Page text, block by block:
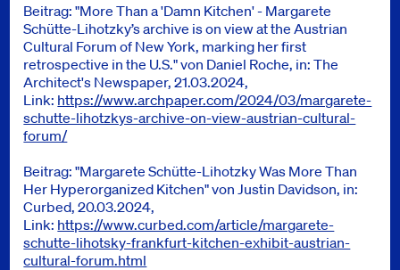
Beitrag: "More Than a 'Damn Kitchen' - Margarete
Schütte-Lihotzky’s archive is on view at the Austrian
Cultural Forum of New York, marking her first
retrospective in the U.S." von Daniel Roche, in: The
Architect's Newspaper, 21.03.2024,
Link: https://www.archpaper.com/2024/03/margarete-
schutte-lihotzkys-archive-on-view-austrian-cultural-
forum/
Beitrag: "Margarete Schütte-Lihotzky Was More Than
Her Hyperorganized Kitchen" von Justin Davidson, in:
Curbed, 20.03.2024,
Link: https://www.curbed.com/article/margarete-
schutte-lihotsky-frankfurt-kitchen-exhibit-austrian-
cultural-forum.html